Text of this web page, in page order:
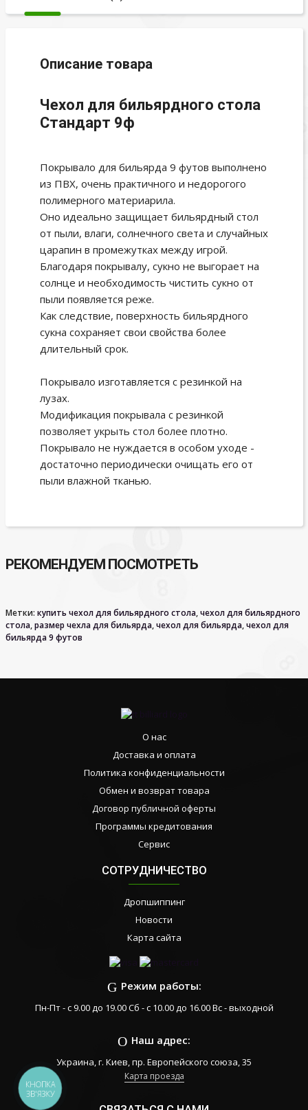
Описание товара
Чехол для бильярдного стола
Стандарт 9ф
Покрывало для бильярда 9 футов выполнено
из ПВХ, очень практичного и недорогого
полимерного материарила.
Оно идеально защищает бильярдный стол
от пыли, влаги, солнечного света и случайных
царапин в промежутках между игрой.
Благодаря покрывалу, сукно не выгорает на
солнце и необходимость чистить сукно от
пыли появляется реже.
Как следствие, поверхность бильярдного
сукна сохраняет свои свойства более
длительный срок.
Покрывало изготавляется с резинкой на
лузах.
Модификация покрывала с резинкой
позволяет укрыть стол более плотно.
Покрывало не нуждается в особом уходе -
достаточно периодически очищать его от
пыли влажной тканью.
РЕКОМЕНДУЕМ ПОСМОТРЕТЬ
Метки: купить чехол для бильярдного стола,чехол для бильярдного
стола,размер чехла для бильярда,чехол для бильярда,чехол для
бильярда 9 футов
О нас
Доставка и оплата
Политика конфиденциальности
Обмен и возврат товара
Договор публичной оферты
Программы кредитования
Сервис
СОТРУДНИЧЕСТВО
Дропшиппинг
Новости
Карта сайта
Режим работы:
Пн-Пт - с 9.00 до 19.00 Сб - с 10.00 до 16.00 Вс - выходной
Наш адрес:
Украина, г. Киев, пр. Европейского союза, 35
Карта проезда
КНОПКА
ЗВ'ЯЗКУ